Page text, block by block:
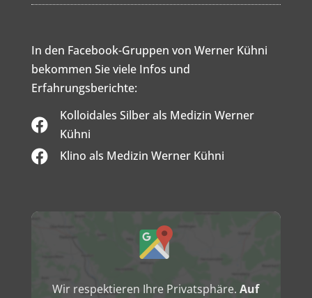
In den Facebook-Gruppen von Werner Kühni
bekommen Sie viele Infos und
Erfahrungsberichte:

Kolloidales Silber als Medizin Werner
Kühni
 Klino als Medizin Werner Kühni
Inhalt
Wir respektieren Ihre Privatsphäre.Auf